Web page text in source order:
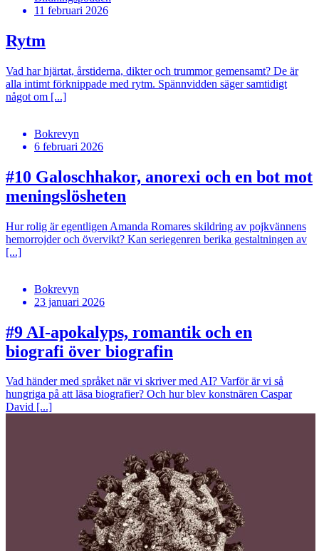
11 februari 2026
Rytm
Vad har hjärtat, årstiderna, dikter och trummor gemensamt? De är
alla intimt förknippade med rytm. Spännvidden säger samtidigt
något om [...]
Bokrevyn
6 februari 2026
#10 Galoschhakor, anorexi och en bot mot
meningslösheten
Hur rolig är egentligen Amanda Romares skildring av pojkvännens
hemorrojder och övervikt? Kan seriegenren berika gestaltningen av
[...]
Bokrevyn
23 januari 2026
#9 AI-apokalyps, romantik och en
biografi över biografin
Vad händer med språket när vi skriver med AI? Varför är vi så
hungriga på att läsa biografier? Och hur blev konstnären Caspar
David [...]